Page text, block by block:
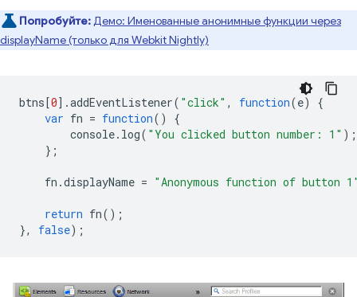
Попробуйте:Демо: Именованные анонимные функции через
displayName (только для Webkit Nightly)
btns[0].addEventListener( "click" , function(e)
{
var fn = function()
{
console. log( "You clicked button number: 1" );
};
fn .displayName = "Anonymous function of button
return fn();
},
false);